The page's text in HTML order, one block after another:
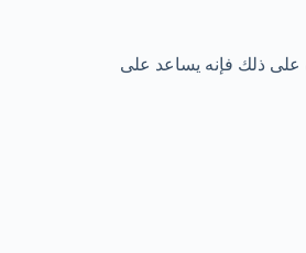
على ذلك فإنه يساعد على